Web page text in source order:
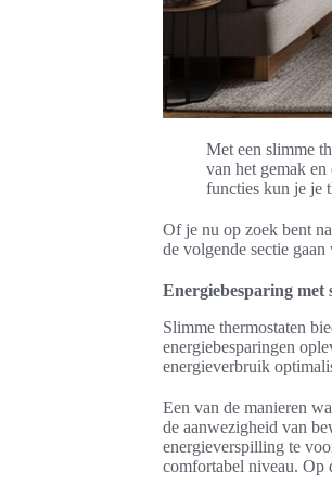
Met een slimme
van het gemak
functies kun je je
Of je nu op zoek bent
de volgende sectie
Energiebesparing met
Slimme thermostaten
energiebesparingen
energieverbruik
Een van de manieren
de aanwezigheid van
energieverspilling te
comfortabel niveau. Op